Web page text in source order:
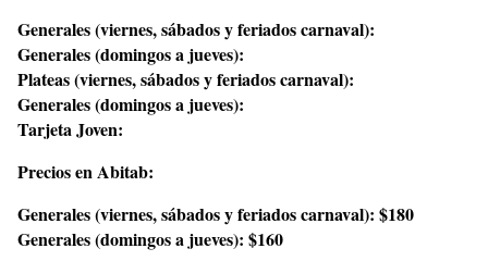
Generales (viernes, sábados y feriados carnaval):
Generales (domingos a jueves):
Plateas (viernes, sábados y feriados carnaval):
Generales (domingos a jueves):
Tarjeta Joven:
Precios en Abitab:
Generales (viernes, sábados y feriados carnaval): $180
Generales (domingos a jueves): $160